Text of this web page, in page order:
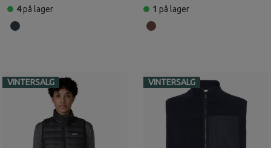
4på lager 1 på lager
VINTERSALG VINTERSALG